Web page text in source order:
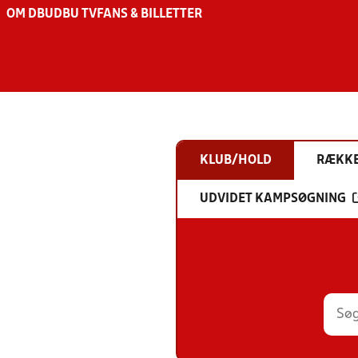
OM DBU DBU TV FANS & BILLETTER
KLUB/HOLD
UDVIDET KAMPSØGNING